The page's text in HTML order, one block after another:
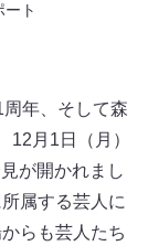
ート
年、そして森
12月1日（月）
が開かれまし
属する芸人に
らも芸人たち